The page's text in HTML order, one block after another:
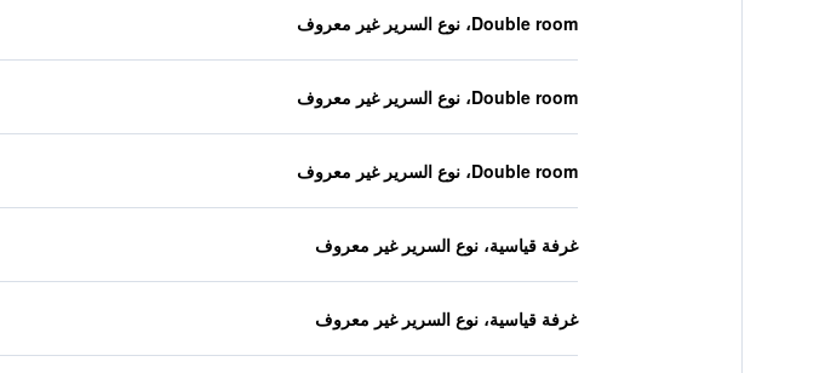
Double room، نوع السرير غير معروف
Double room، نوع السرير غير معروف
Double room، نوع السرير غير معروف
غرفة قياسية، نوع السرير غير معروف
غرفة قياسية، نوع السرير غير معروف